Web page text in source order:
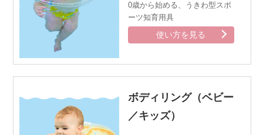
0歳から始める、うきわ型スポ
ーツ知育用具
使い方を見る
ボディリング（ベビー
／キッズ）